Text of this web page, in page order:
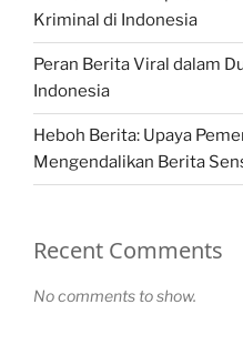
Kriminal di Indonesia
Peran Berita Viral dalam
Indonesia
Heboh Berita: Upaya
Mengendalikan Berita
Recent Comments
No comments to show.